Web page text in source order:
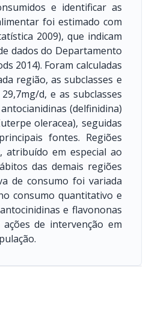
e identificar as
foi estimado com
2009), que indicam
dados do Departamento
2014). Foram calculadas
região, as subclasses e
d, e as subclasses
(delfinidina)
oleracea), seguidas
fontes. Regiões
em especial ao
das demais regiões
de consumo foi variada
consumo quantitativo e
e flavononas
de intervenção em